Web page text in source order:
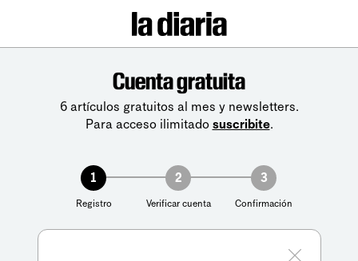
Cuenta gratuita
6 artículos gratuitos al mes y newsletters.
Para acceso ilimitado suscribite.
1
Registro
2
Verificar cuenta
3
Confirmación